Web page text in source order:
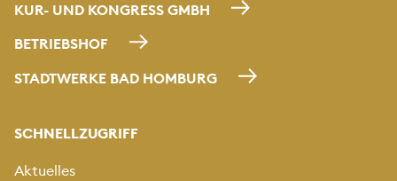
KUR- UND KONGRESS GMBH
BETRIEBSHOF
STADTWERKE BAD HOMBURG
SCHNELLZUGRIFF
Aktuelles